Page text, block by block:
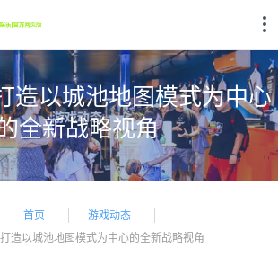
造以城池地图模式为中心
全新战略视角
首页
游戏动态
造以城池地图模式为中心的全新战略视角